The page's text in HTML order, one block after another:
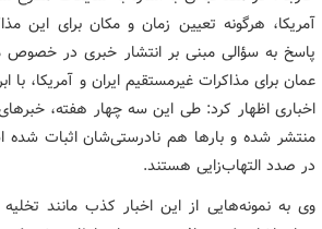
آمریکا، هرگونه تعیین زمان و مکان برای این
پاسخ به سؤالی مبنی بر انتشار خبری در خصوص
عمان برای مذاکرات غیرمستقیم ایران و آمریکا، با
اخباری اظهار کرد: طی این سه چهار هفته،
منتشر شده و بارها هم نادرستی‌شان اثبات
در صدد التهاب‌زایی هستند.
وی به نمونه‌هایی از این اخبار کذب مانند